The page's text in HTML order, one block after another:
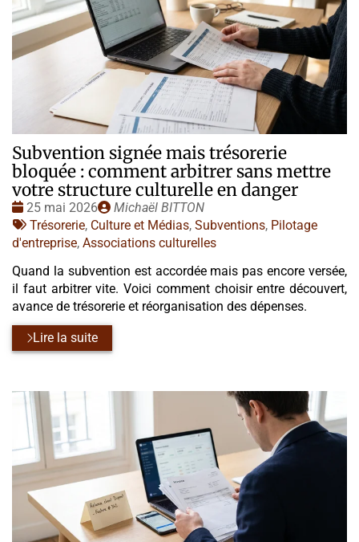
Subvention signée mais trésorerie
bloquée : comment arbitrer sans mettre
votre structure culturelle en danger
Date
:
25 mai 2026
Publié
par
Michaël BITTON
Tags
:
Trésorerie, Culture et Médias, Subventions, Pilotage
d'entreprise, Associations culturelles
Quand la subvention est accordée mais pas encore versée,
il faut arbitrer vite. Voici comment choisir entre découvert,
avance de trésorerie et réorganisation des dépenses.
Lire la suite